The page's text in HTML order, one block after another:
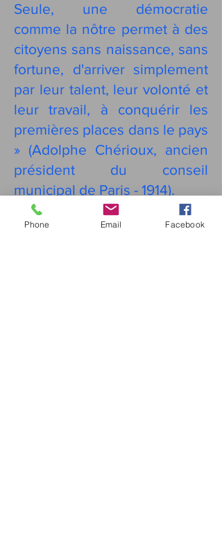
Seule, une démocratie
comme la nôtre permet à des
citoyens sans naissance, sans
fortune, d'arriver simplement
par leur talent, leur volonté et
leur travail, à conquérir les
premières places dans le pays
» (Adolphe Chérioux, ancien
président du conseil
municipal de Paris - 1914).
Phone Email Facebook